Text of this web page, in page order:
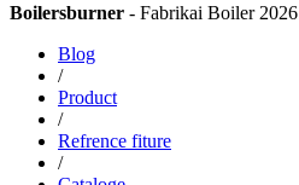
Boilersburner - Fabrikai Boiler 2026
Blog
/
Product
/
Refrence fiture
/